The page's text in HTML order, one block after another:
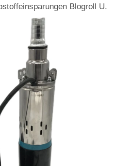
Blogroll U.